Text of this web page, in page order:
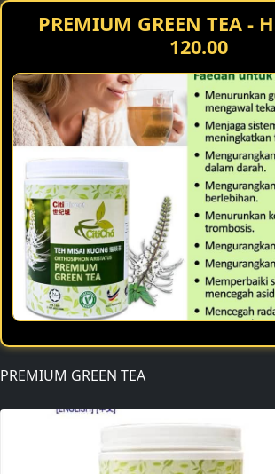
PREMIUM GREEN TEA -
120.00
PREMIUM GREEN TEA
📅 Tue,20,Jan,2026
HORE HORE PREVIEW-24 JAN
SAMBIL MENJANA
-0137866767-ADMIN